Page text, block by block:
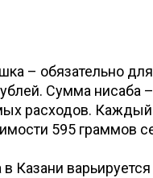
– обязательно для
Сумма нисаба
расходов. Каждый
595 граммов
Казани